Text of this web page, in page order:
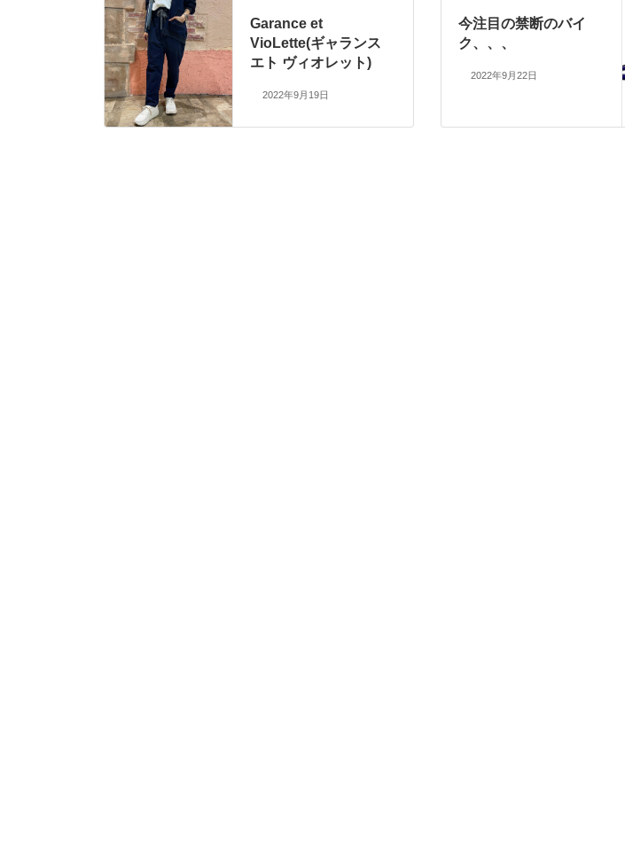
Garance et
VioLette(ギャランス
エト ヴィオレット)
2022年9月19日
今注目の禁断のバイ
ク、、、
2022年9月22日